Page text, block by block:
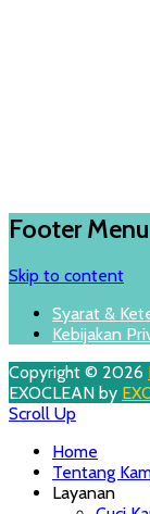
Footer Menu
Skip to content
Syarat &
Kebijakan
Copyright © 2026
EXOCLEAN by
Scroll Up
Home
Tentang
Layanan